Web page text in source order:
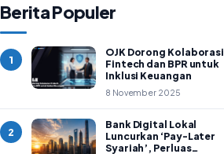
Berita Populer
1
OJK Dorong Kolaborasi
Fintech dan BPR untuk
Inklusi Keuangan
8 November 2025
2
Bank Digital Lokal
Luncurkan ‘Pay-Later
Syariah’, Perluas